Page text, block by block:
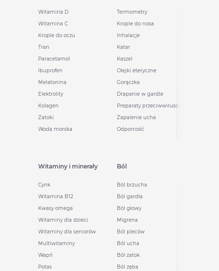
Witamina D
Witamina C
Krople do oczu
Tran
Paracetamol
Ibuprofen
Melatonina
Elektrolity
Kolagen
Zatoki
Woda morska
Termometry
Krople do nosa
Inhalacje
Katar
Kaszel
Olejki eteryczne
Gorączka
Drapanie w gardle
Preparaty przeciwwirusowe
Zapalenie ucha
Odporność
Witaminy i minerały
Cynk
Witamina B12
Kwasy omega
Witaminy dla dzieci
Witaminy dla seniorów
Multiwitaminy
Wapń
Potas
Ból
Ból brzucha
Ból gardła
Ból głowy
Migrena
Ból pleców
Ból ucha
Ból zatok
Ból zęba